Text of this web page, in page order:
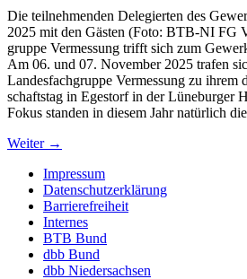
Die teil­neh­menden Dele­gierten des
2025 mit den Gästen (Foto: BTB-NI FG
gruppe Vermes­sung trifft sich zum
Am 06. und 07. November 2025 trafen
Landes­fach­gruppe Vermes­sung zu
schaftstag in Egestorf in der Lüne­burger
Fokus standen in diesem Jahr natür­lich
Weiter →
Impressum
Daten­schutz­er­klä­rung
Barrie­re­frei­heit
Internes
BTB Bund
dbb Bund
dbb Nieder­sachsen